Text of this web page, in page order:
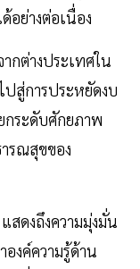
อย่างต่อเนื่อง
กต่างประเทศใน
สู่การประหยัดงบ
ระดับศักยภาพ
รณสุขของ
สดงถึงความมุ่งมั่น
งค์ความรู้ด้าน